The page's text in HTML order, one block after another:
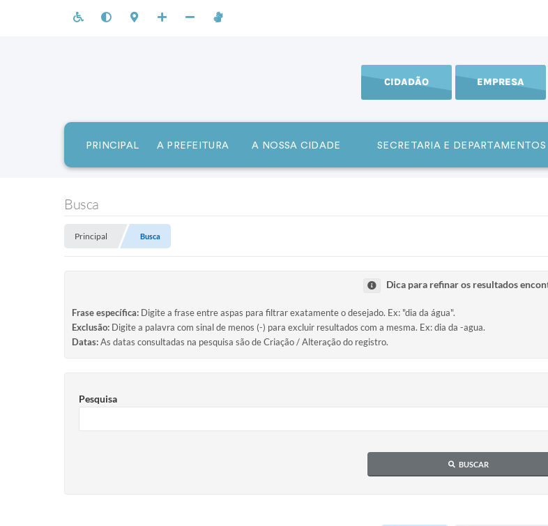
CIDADÃO EMPRESA
PRINCIPAL A PREFEITURA A NOSSA CIDADE SECRETARIA E DEPARTAMENTOS
Busca
Principal Busca
Dica para refinar os resultados
Frase específica: Digite a frase entre aspas para filtrar exatamente o desejado. Ex: "dia da água".
Exclusão: Digite a palavra com sinal de menos (-) para excluir resultados com a mesma. Ex: dia da -agua.
Datas:As datas consultadas na pesquisa são de Criação / Alteração do registro.
Pesquisa
BUSCAR